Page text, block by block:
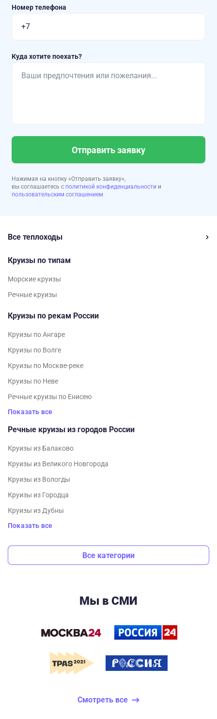
Номер телефона
Куда хотите поехать?
Отправить заявку
Нажимая на кнопку «Отправить заявку»,
вы соглашаетесь с политикой конфиденциальности и
пользовательским соглашением
Все теплоходы
Круизы по типам
Морские круизы
Речные круизы
Круизы по рекам России
Круизы по Ангаре
Круизы по Волге
Круизы по Москве-реке
Круизы по Неве
Речные круизы по Енисею
Показать все
Речные круизы из городов России
Круизы из Балаково
Круизы из Великого Новгорода
Круизы из Вологды
Круизы из Городца
Круизы из Дубны
Показать все
Все категории
Мы в СМИ
Смотреть все